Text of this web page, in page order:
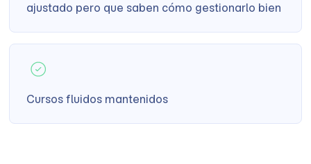
ajustado pero que saben cómo gestionarlo bien
Cursos fluidos mantenidos